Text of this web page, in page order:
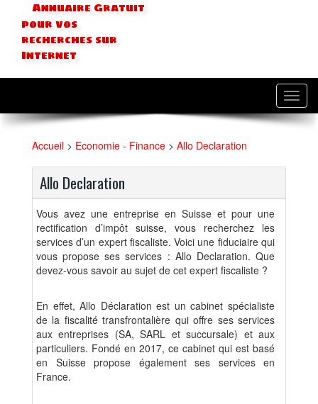
Annuaire Gratuit
pour vos
recherches sur
Internet
Accueil > Economie - Finance > Allo Declaration
Allo Declaration
Vous avez une entreprise en Suisse et pour une
rectification d’impôt suisse, vous recherchez les
services d’un expert fiscaliste. Voici une fiduciaire qui
vous propose ses services : Allo Declaration. Que
devez-vous savoir au sujet de cet expert fiscaliste ?
En effet, Allo Déclaration est un cabinet spécialiste
de la fiscalité transfrontalière qui offre ses services
aux entreprises (SA, SARL et succursale) et aux
particuliers. Fondé en 2017, ce cabinet qui est basé
en Suisse propose également ses services en
France.